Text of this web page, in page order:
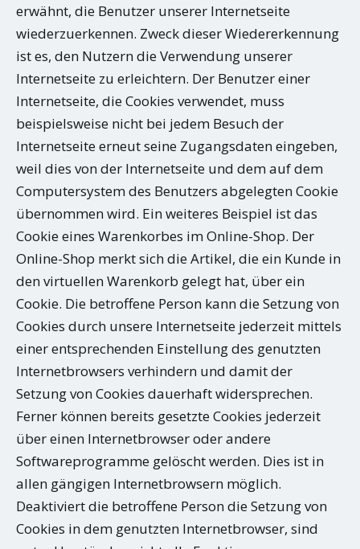
erwähnt, die Benutzer unserer Internetseite
wiederzuerkennen. Zweck dieser Wiedererkennung
ist es, den Nutzern die Verwendung unserer
Internetseite zu erleichtern. Der Benutzer einer
Internetseite, die Cookies verwendet, muss
beispielsweise nicht bei jedem Besuch der
Internetseite erneut seine Zugangsdaten eingeben,
weil dies von der Internetseite und dem auf dem
Computersystem des Benutzers abgelegten Cookie
übernommen wird. Ein weiteres Beispiel ist das
Cookie eines Warenkorbes im Online-Shop. Der
Online-Shop merkt sich die Artikel, die ein Kunde in
den virtuellen Warenkorb gelegt hat, über ein
Cookie. Die betroffene Person kann die Setzung von
Cookies durch unsere Internetseite jederzeit mittels
einer entsprechenden Einstellung des genutzten
Internetbrowsers verhindern und damit der
Setzung von Cookies dauerhaft widersprechen.
Ferner können bereits gesetzte Cookies jederzeit
über einen Internetbrowser oder andere
Softwareprogramme gelöscht werden. Dies ist in
allen gängigen Internetbrowsern möglich.
Deaktiviert die betroffene Person die Setzung von
Cookies in dem genutzten Internetbrowser, sind